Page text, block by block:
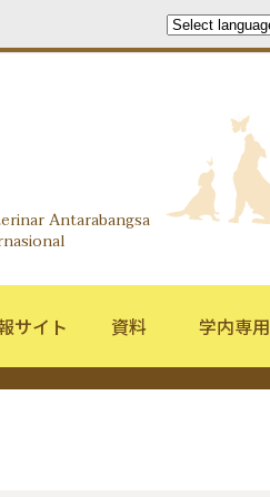
Information Center
Antarabangsa
サイト 資料 学内専用